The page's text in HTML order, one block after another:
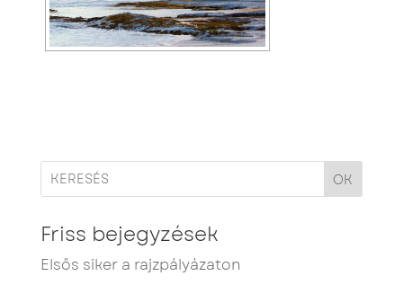
OK
Friss bejegyzések
Elsős siker a rajzpályázaton